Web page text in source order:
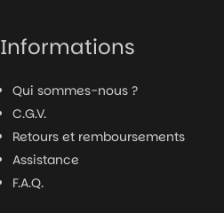
Informations
Qui sommes-nous ?
C.G.V.
Retours et remboursements
Assistance
F.A.Q.